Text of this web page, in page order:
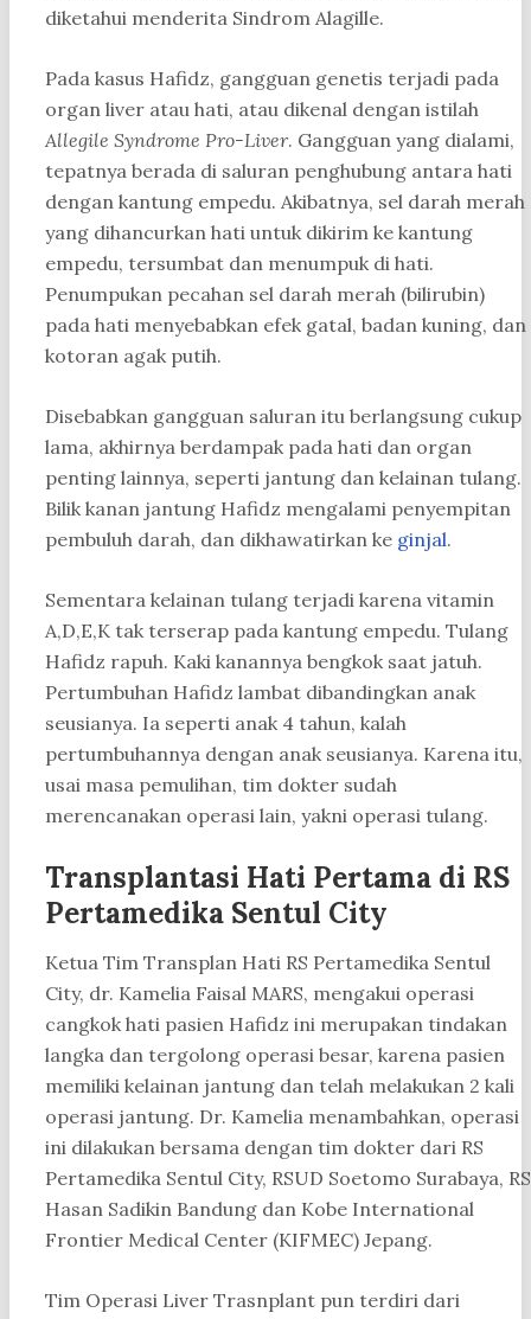
diketahui menderita Sindrom Alagille.
Pada kasus Hafidz, gangguan genetis terjadi pada
organ liver atau hati, atau dikenal dengan istilah
Allegile Syndrome Pro-Liver. Gangguan yang dialami,
tepatnya berada di saluran penghubung antara hati
dengan kantung empedu. Akibatnya, sel darah merah
yang dihancurkan hati untuk dikirim ke kantung
empedu, tersumbat dan menumpuk di hati.
Penumpukan pecahan sel darah merah (bilirubin)
pada hati menyebabkan efek gatal, badan kuning, dan
kotoran agak putih.
Disebabkan gangguan saluran itu berlangsung cukup
lama, akhirnya berdampak pada hati dan organ
penting lainnya, seperti jantung dan kelainan tulang.
Bilik kanan jantung Hafidz mengalami penyempitan
pembuluh darah, dan dikhawatirkan ke ginjal.
Sementara kelainan tulang terjadi karena vitamin
A,D,E,K tak terserap pada kantung empedu. Tulang
Hafidz rapuh. Kaki kanannya bengkok saat jatuh.
Pertumbuhan Hafidz lambat dibandingkan anak
seusianya. Ia seperti anak 4 tahun, kalah
pertumbuhannya dengan anak seusianya. Karena itu,
usai masa pemulihan, tim dokter sudah
merencanakan operasi lain, yakni operasi tulang.
Transplantasi Hati Pertama di RS
Pertamedika Sentul City
Ketua Tim Transplan Hati RS Pertamedika Sentul
City, dr. Kamelia Faisal MARS, mengakui operasi
cangkok hati pasien Hafidz ini merupakan tindakan
langka dan tergolong operasi besar, karena pasien
memiliki kelainan jantung dan telah melakukan 2 kali
operasi jantung. Dr. Kamelia menambahkan, operasi
ini dilakukan bersama dengan tim dokter dari RS
Pertamedika Sentul City, RSUD Soetomo Surabaya, RS
Hasan Sadikin Bandung dan Kobe International
Frontier Medical Center (KIFMEC) Jepang.
Tim Operasi Liver Trasnplant pun terdiri dari